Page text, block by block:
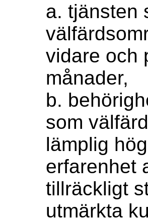
a. tjänsten
vidare och
månader,
b.
som
lämplig
erfarenhet
tillräckligt
utmärkta